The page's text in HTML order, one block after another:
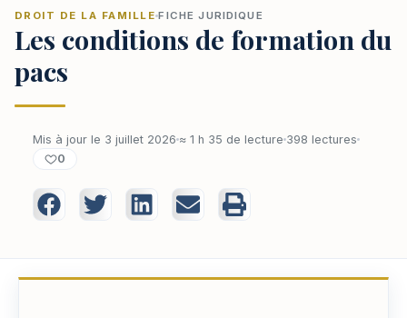
DROIT DE LA FAMILLE FICHE JURIDIQUE
Les conditions de formation du
pacs
Mis à jour le 3 juillet 2026 ≈ 1 h 35 de lecture 398 lectures
0